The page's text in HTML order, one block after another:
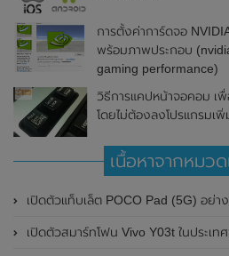
การตั้งค่าการ์ดจอ
พร้อมภาพประกอบ
gaming performance)
วิธีการแคปหน้าจอคอม เ
โดยไม่ต้องลงโปรแกรมเพิ่
เนื้อหาจากหมว
เปิดตัวแท็บเล็ต POCO Pad (5G) อย่างเป็นทางการแล้วในประเทศอินเดีย มาพร้อมชิปเซ็ต
เปิดตัวสมาร์ทโฟน Vivo Y03t ในประเทศฟิลิปปินส์อย่างเป็นทางการแล้ว มาพร้อมชิปเซ็ต Unisoc T612 , กล้อง